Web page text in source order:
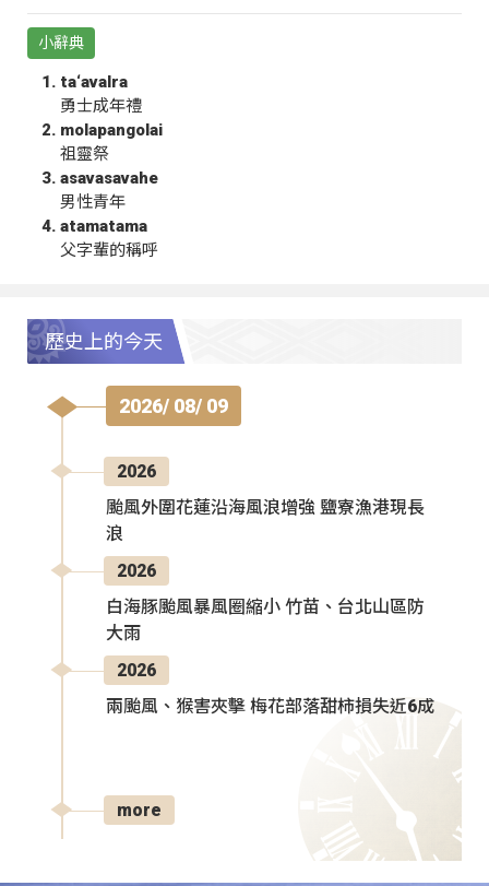
小辭典
ta‘avalra
勇士成年禮
molapangolai
祖靈祭
asavasavahe
男性青年
atamatama
父字輩的稱呼
歷史上的今天
2026/ 08/ 09
2026
颱風外圍花蓮沿海風浪增強 鹽寮漁港現長
浪
2026
白海豚颱風暴風圈縮小 竹苗、台北山區防
大雨
2026
兩颱風、猴害夾擊 梅花部落甜柿損失近6成
more